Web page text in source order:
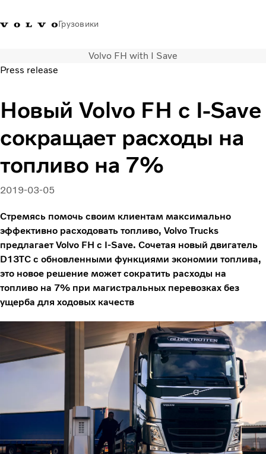
Грузовики
Галлерея Volvo Trucks Вход в систему
Транспортные решения
Грузовые автомобили
Услуги
Поиск дилера
Новости
Truck Builder
О нас
Volvo FH with I Save
Press release
Новый Volvo FH с I-Save
сокращает расходы на
топливо на 7%
2019-03-05
Стремясь помочь своим клиентам максимально
эффективно расходовать топливо, Volvo Trucks
предлагает Volvo FH с I-Save. Сочетая новый двигатель
D13TC с обновленными функциями экономии топлива,
это новое решение может сократить расходы на
топливо на 7% при магистральных перевозках без
ущерба для ходовых качеств